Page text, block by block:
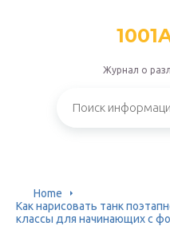
Журнал о
Home
Как нарисовать танк
классы для начинающих с